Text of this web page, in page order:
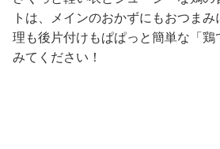
トは、メインのおかずにもおつま
理も後片付けもぱぱっと簡単な「鶏
みてください！